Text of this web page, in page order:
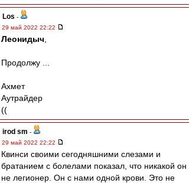
Los -
29 май 2022 22:22
Леонидыч
Продолжу ...
Ахмет
Аутрайдер
((
irod sm -
29 май 2022 22:22
Квинси своими сегодняшними слезами и
братанием с болелами показал, что никакой он
не легионер. Он с нами одной крови. Это не